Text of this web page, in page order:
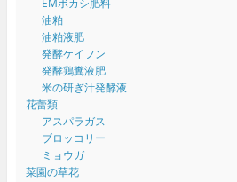
油粕
油粕液肥
発酵ケイフン
発酵鶏糞液肥
米の研ぎ汁発酵液
花蕾類
アスパラガス
ブロッコリー
ミョウガ
菜園の草花